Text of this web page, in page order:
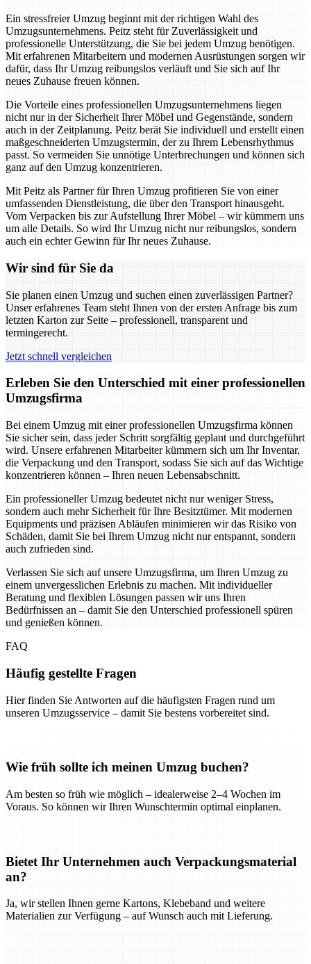
Ein stressfreier Umzug beginnt mit der richtigen Wahl des
Umzugsunternehmens. Peitz steht für Zuverlässigkeit und
professionelle Unterstützung, die Sie bei jedem Umzug benötigen.
Mit erfahrenen Mitarbeitern und modernen Ausrüstungen sorgen wir
dafür, dass Ihr Umzug reibungslos verläuft und Sie sich auf Ihr
neues Zuhause freuen können.
Die Vorteile eines professionellen Umzugsunternehmens liegen
nicht nur in der Sicherheit Ihrer Möbel und Gegenstände, sondern
auch in der Zeitplanung. Peitz berät Sie individuell und erstellt einen
maßgeschneiderten Umzugstermin, der zu Ihrem Lebensrhythmus
passt. So vermeiden Sie unnötige Unterbrechungen und können sich
ganz auf den Umzug konzentrieren.
Mit Peitz als Partner für Ihren Umzug profitieren Sie von einer
umfassenden Dienstleistung, die über den Transport hinausgeht.
Vom Verpacken bis zur Aufstellung Ihrer Möbel – wir kümmern uns
um alle Details. So wird Ihr Umzug nicht nur reibungslos, sondern
auch ein echter Gewinn für Ihr neues Zuhause.
Wir sind für Sie da
Sie planen einen Umzug und suchen einen zuverlässigen Partner?
Unser erfahrenes Team steht Ihnen von der ersten Anfrage bis zum
letzten Karton zur Seite – professionell, transparent und
termingerecht.
Jetzt schnell vergleichen
Erleben Sie den Unterschied mit einer professionellen
Umzugsfirma
Bei einem Umzug mit einer professionellen Umzugsfirma können
Sie sicher sein, dass jeder Schritt sorgfältig geplant und durchgeführt
wird. Unsere erfahrenen Mitarbeiter kümmern sich um Ihr Inventar,
die Verpackung und den Transport, sodass Sie sich auf das Wichtige
konzentrieren können – Ihren neuen Lebensabschnitt.
Ein professioneller Umzug bedeutet nicht nur weniger Stress,
sondern auch mehr Sicherheit für Ihre Besitztümer. Mit modernen
Equipments und präzisen Abläufen minimieren wir das Risiko von
Schäden, damit Sie bei Ihrem Umzug nicht nur entspannt, sondern
auch zufrieden sind.
Verlassen Sie sich auf unsere Umzugsfirma, um Ihren Umzug zu
einem unvergesslichen Erlebnis zu machen. Mit individueller
Beratung und flexiblen Lösungen passen wir uns Ihren
Bedürfnissen an – damit Sie den Unterschied professionell spüren
und genießen können.
FAQ
Häufig gestellte Fragen
Hier finden Sie Antworten auf die häufigsten Fragen rund um
unseren Umzugsservice – damit Sie bestens vorbereitet sind.
Wie früh sollte ich meinen Umzug buchen?
Am besten so früh wie möglich – idealerweise 2–4 Wochen im
Voraus. So können wir Ihren Wunschtermin optimal einplanen.
Bietet Ihr Unternehmen auch Verpackungsmaterial
an?
Ja, wir stellen Ihnen gerne Kartons, Klebeband und weitere
Materialien zur Verfügung – auf Wunsch auch mit Lieferung.